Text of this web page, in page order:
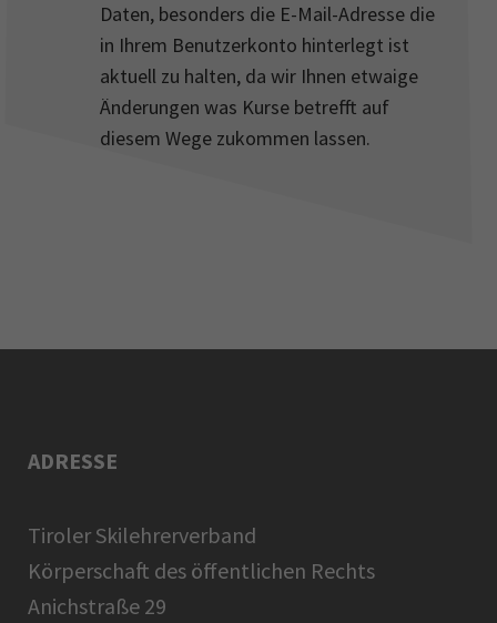
Daten, besonders die E-Mail-Adresse die
in Ihrem Benutzerkonto hinterlegt ist
aktuell zu halten, da wir Ihnen etwaige
Änderungen was Kurse betrefft auf
diesem Wege zukommen lassen.
ADRESSE
Tiroler Skilehrerverband
Körperschaft des öffentlichen Rechts
Anichstraße 29